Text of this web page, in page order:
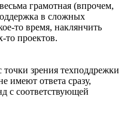
грамотная (впрочем,
в сложных
то время, наклянчить
то проектов.
зрения техподдрежки
имеют ответа сразу,
с соответствующей